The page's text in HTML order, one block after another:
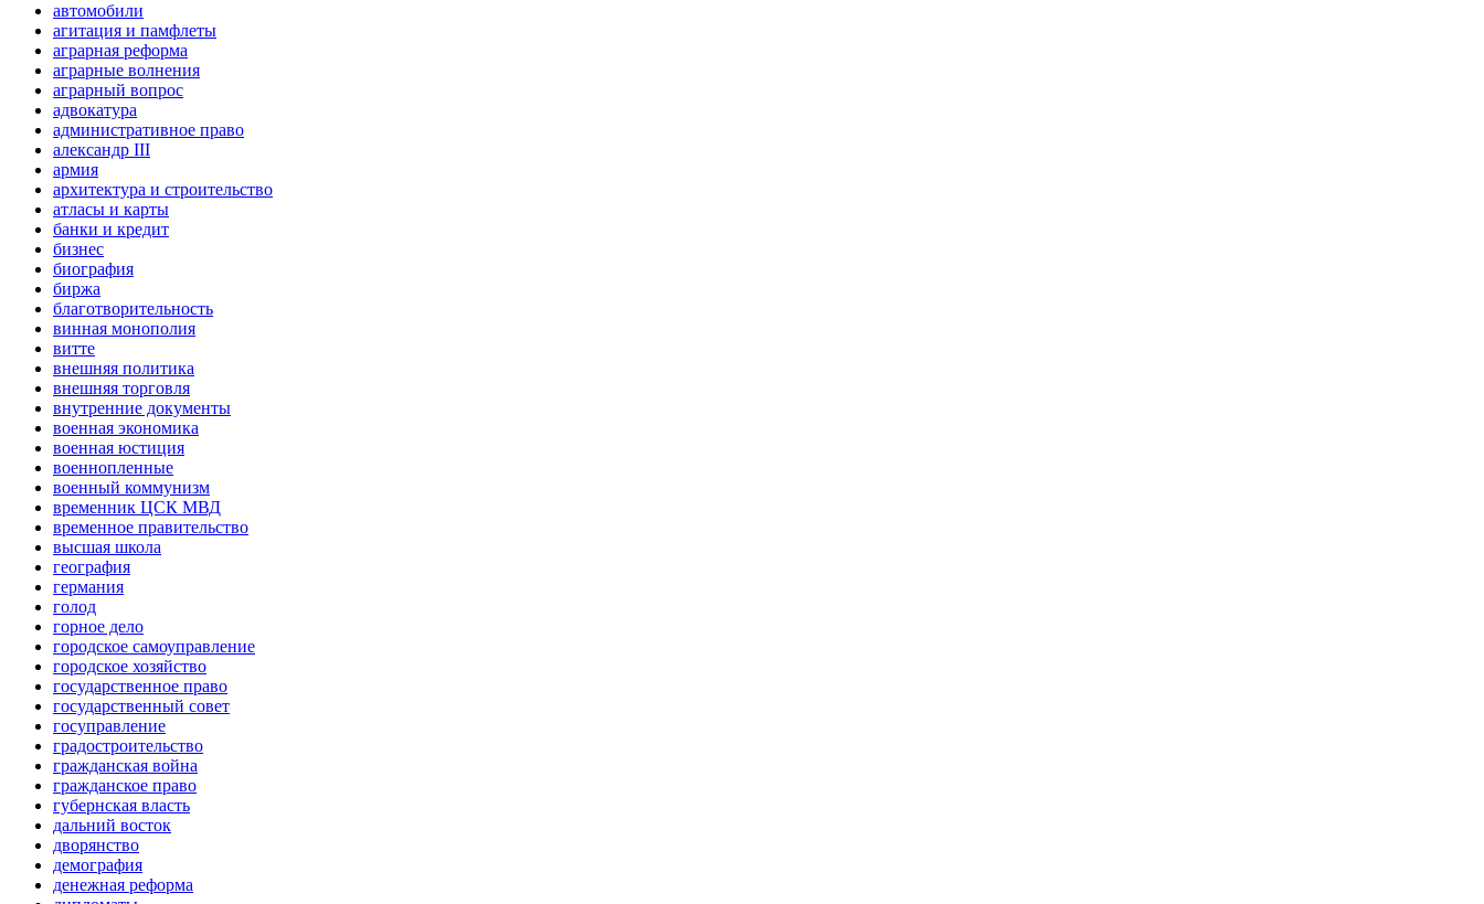
автомобили
агитация и памфлеты
аграрная реформа
аграрные волнения
аграрный вопрос
адвокатура
административное право
александр III
армия
архитектура и строительство
атласы и карты
банки и кредит
бизнес
биография
биржа
благотворительность
винная монополия
витте
внешняя политика
внешняя торговля
внутренние документы
военная экономика
военная юстиция
военнопленные
военный коммунизм
временник ЦСК МВД
временное правительство
высшая школа
география
германия
голод
горное дело
городское самоуправление
городское хозяйство
государственное право
государственный совет
госуправление
градостроительство
гражданская война
гражданское право
губернская власть
дальний восток
дворянство
демография
денежная реформа